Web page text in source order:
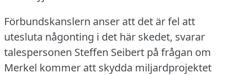
Förbundskanslern anser att det är fel att
utesluta någonting i det här skedet, svarar
talespersonen Steffen Seibert på frågan om
Merkel kommer att skydda miljardprojektet